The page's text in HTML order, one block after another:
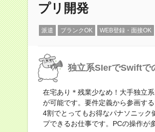
プリ開発
派遣 ブランクOK WEB登録・面接OK
独立系SIerでSwiftで
在宅あり＊残業少なめ！大手独立
が可能です。要件定義から参画す
4割でとってもお得なパナソニック
プできるお仕事です。PCの操作が